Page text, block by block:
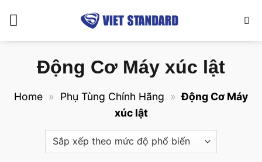
qua
nội
Động Cơ Máy xúc lật
Home » Phụ Tùng Chính Hãng » Động Cơ Máy
xúc lật